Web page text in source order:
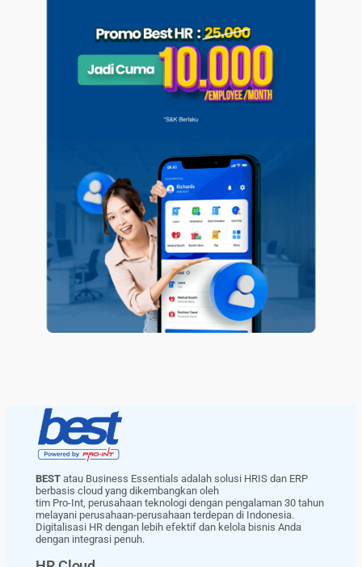
BEST atau Business Essentials adalah solusi HRIS dan ERP
berbasis cloud yang dikembangkan oleh
tim Pro-Int, perusahaan teknologi dengan pengalaman 30 tahun
melayani perusahaan-perusahaan terdepan di Indonesia.
Digitalisasi HR dengan lebih efektif dan kelola bisnis Anda
dengan integrasi penuh.